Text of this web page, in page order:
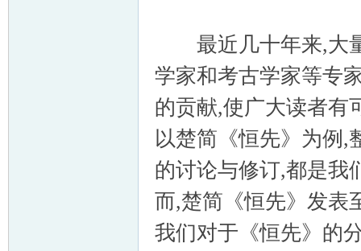
最近几十年来,大量
学家和考古学家等专
的贡献,使广大读者有
以楚简《恒先》为例,
的讨论与修订,都是我
而,楚简《恒先》发表
我们对于《恒先》的